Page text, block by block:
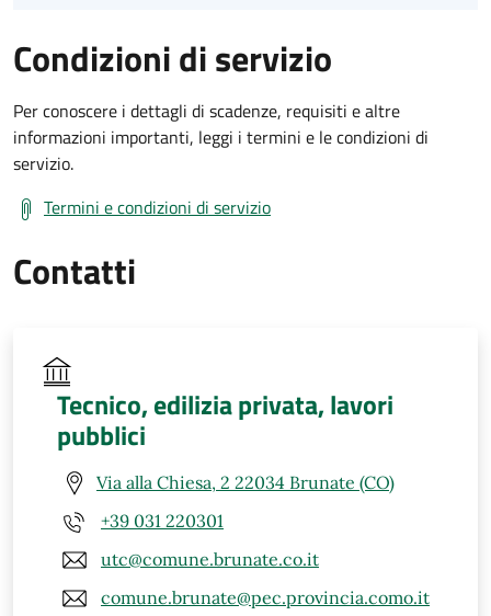
Condizioni di servizio
Per conoscere i dettagli di scadenze, requisiti e altre
informazioni importanti, leggi i termini e le condizioni di
servizio.
Termini e condizioni di servizio
Contatti
Tecnico, edilizia privata, lavori
pubblici
Via alla Chiesa, 2 22034 Brunate (CO)
+39 031 220301
utc@comune.brunate.co.it
comune.brunate@pec.provincia.como.it